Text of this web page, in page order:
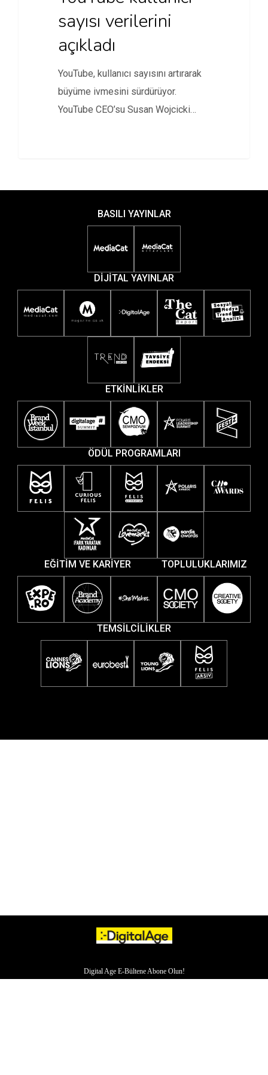
sayısı verilerini
açıkladı
YouTube, kullanıcı sayısını artırarak
büyüme ivmesini sürdürüyor.
YouTube CEO’su Susan Wojcicki
BASILI YAYINLAR
DİJİTAL YAYINLAR
ETKİNLİKLER
ÖDÜL PROGRAMLARI
EĞİTİM VE KARİYER TOPLULUKLARIMIZ
TEMSİLCİLİKLER
Digital Age E-Bültene Abone Olun!